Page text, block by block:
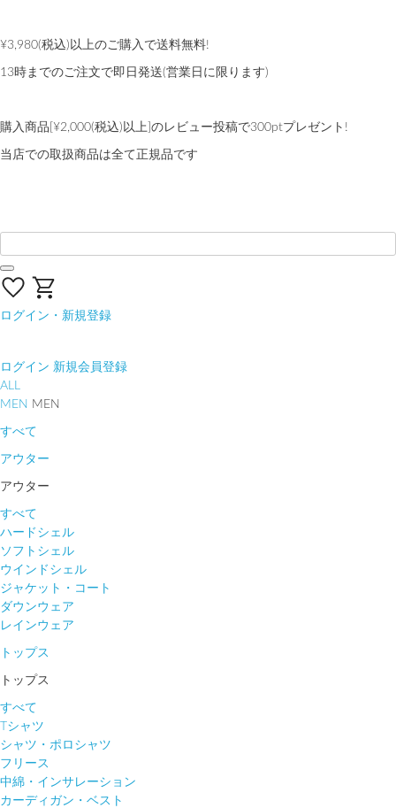
¥3,980(税込)以上のご購入で送料無料!
13時までのご注文で即日発送(営業日に限ります)
購入商品[¥2,000(税込)以上]のレビュー投稿で300ptプレゼント!
当店での取扱商品は全て正規品です
ログイン・新規登録
ログイン 新規会員登録
ALL
MEN MEN
すべて
アウター
アウター
すべて
ハードシェル
ソフトシェル
ウインドシェル
ジャケット・コート
ダウンウェア
レインウェア
トップス
トップス
すべて
Tシャツ
シャツ・ポロシャツ
フリース
中綿・インサレーション
カーディガン・ベスト